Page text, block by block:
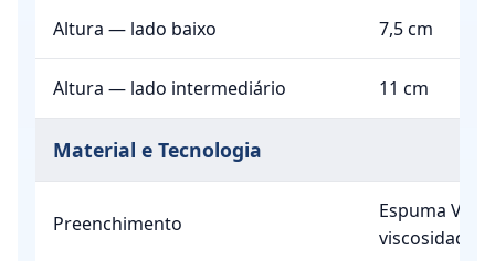
Altura — lado baixo 7,5 cm
Altura — lado intermediário 11 cm
Material e Tecnologia
Preenchimento
Espuma
viscosidade